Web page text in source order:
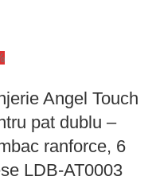
Angel Touch
pat dublu –
ranforce, 6
LDB-AT0003